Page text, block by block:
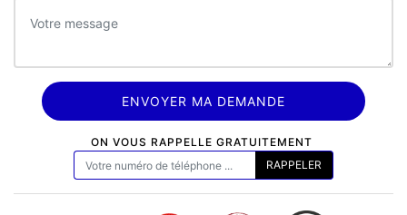
ON VOUS RAPPELLE GRATUITEMENT